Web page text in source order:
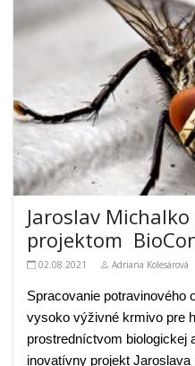
Jaroslav
projektom
02.08.2021 Adriana Kolesárová
Spracovanie potravinového
vysoko výživné krmivo pre
prostredníctvom biologickej
inovatívny projekt